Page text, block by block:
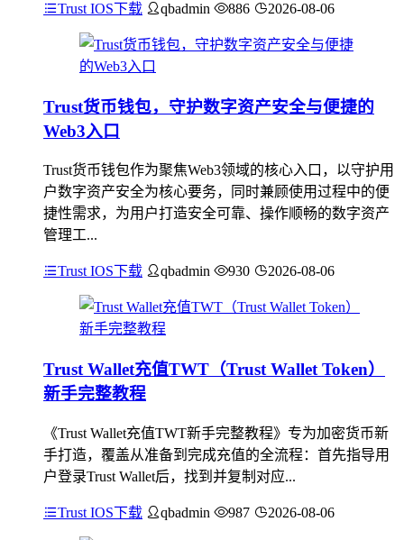
Trust IOS下载 qbadmin 886 2026-08-06
Trust货币钱包，守护数字资产安全与便捷的
Web3入口
Trust货币钱包作为聚焦Web3领域的核心入口，以守护用
户数字资产安全为核心要务，同时兼顾使用过程中的便
捷性需求，为用户打造安全可靠、操作顺畅的数字资产
管理工...
Trust IOS下载 qbadmin 930 2026-08-06
Trust Wallet充值TWT（Trust Wallet Token）
新手完整教程
《Trust Wallet充值TWT新手完整教程》专为加密货币新
手打造，覆盖从准备到完成充值的全流程：首先指导用
户登录Trust Wallet后，找到并复制对应...
Trust IOS下载 qbadmin 987 2026-08-06